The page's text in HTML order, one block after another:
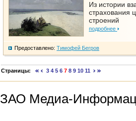
Из истории
страхования
строений
подробнее
Предоставлено: Тимофей Бегров
Страницы: 3 4 5 6 7 8 9 10 11
Медиа-